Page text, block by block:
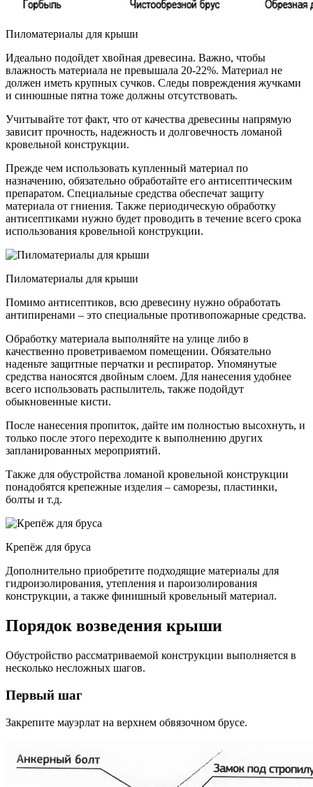
Пиломатериалы для крыши
Идеально подойдет хвойная древесина. Важно, чтобы
влажность материала не превышала 20-22%. Материал не
должен иметь крупных сучков. Следы повреждения жучками
и синюшные пятна тоже должны отсутствовать.
Учитывайте тот факт, что от качества древесины напрямую
зависит прочность, надежность и долговечность ломаной
кровельной конструкции.
Прежде чем использовать купленный материал по
назначению, обязательно обработайте его антисептическим
препаратом. Специальные средства обеспечат защиту
материала от гниения. Также периодическую обработку
антисептиками нужно будет проводить в течение всего срока
использования кровельной конструкции.
Пиломатериалы для крыши
Помимо антисептиков, всю древесину нужно обработать
антипиренами – это специальные противопожарные средства.
Обработку материала выполняйте на улице либо в
качественно проветриваемом помещении. Обязательно
наденьте защитные перчатки и респиратор. Упомянутые
средства наносятся двойным слоем. Для нанесения удобнее
всего использовать распылитель, также подойдут
обыкновенные кисти.
После нанесения пропиток, дайте им полностью высохнуть, и
только после этого переходите к выполнению других
запланированных мероприятий.
Также для обустройства ломаной кровельной конструкции
понадобятся крепежные изделия – саморезы, пластинки,
болты и т.д.
Крепёж для бруса
Дополнительно приобретите подходящие материалы для
гидроизолирования, утепления и пароизолирования
конструкции, а также финишный кровельный материал.
Порядок возведения крыши
Обустройство рассматриваемой конструкции выполняется в
несколько несложных шагов.
Первый шаг
Закрепите мауэрлат на верхнем обвязочном брусе.